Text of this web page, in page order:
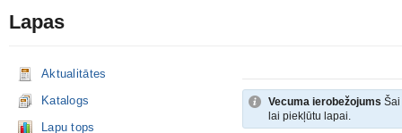
Lapas
Aktualitātes
Katalogs
Lapu tops
Vecuma ierobežojums Šai
lai piekļūtu lapai.